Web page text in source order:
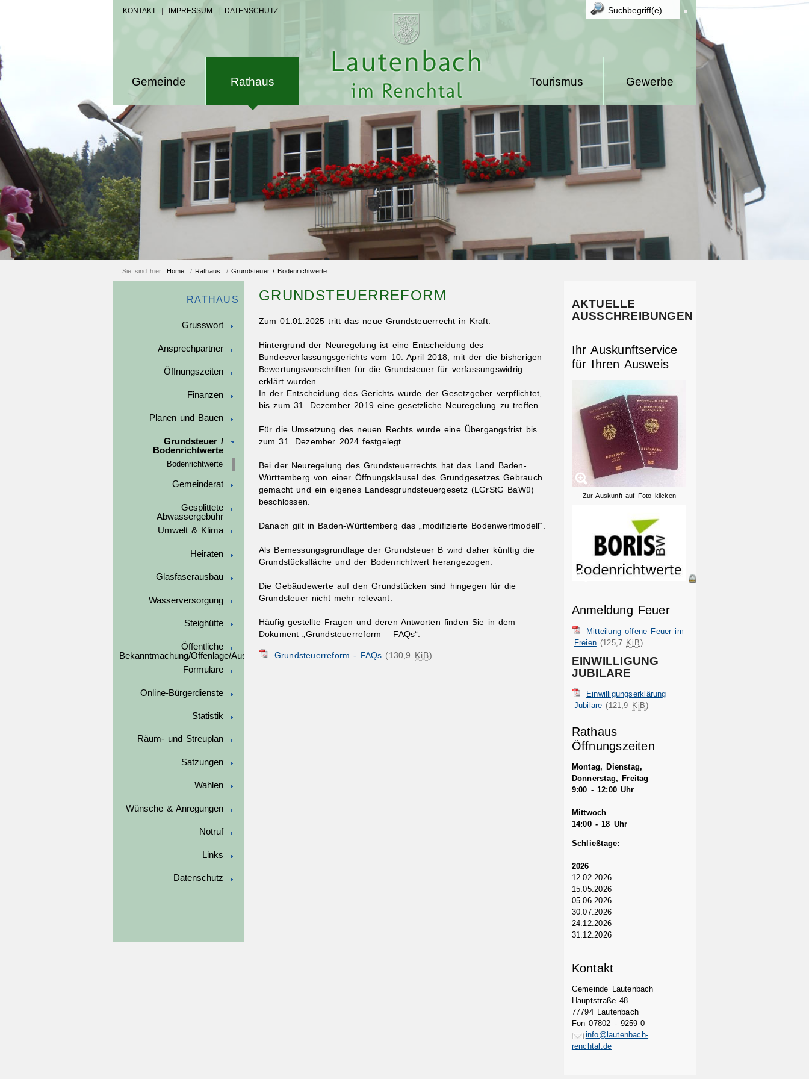
KONTAKT IMPRESSUM DATENSCHUTZ
Gemeinde Rathaus Gewerbe
Tourismus
Sie sind hier: Home / Rathaus / Grundsteuer / Bodenrichtwerte
RATHAUS
Grusswort
Ansprechpartner
Öffnungszeiten
Finanzen
Planen und Bauen
Grundsteuer /
Bodenrichtwerte
Bodenrichtwerte
Gemeinderat
Gesplittete
Abwassergebühr
Umwelt & Klima
Heiraten
Glasfaserausbau
Wasserversorgung
Steighütte
Öffentliche
Bekanntmachung/Offenlage/Ausschreibungen
Formulare
Online-Bürgerdienste
Statistik
Räum- und Streuplan
Satzungen
Wahlen
Wünsche & Anregungen
Notruf
Links
Datenschutz
GRUNDSTEUERREFORM
Zum 01.01.2025 tritt das neue Grundsteuerrecht in Kraft.
Hintergrund der Neuregelung ist eine Entscheidung des
Bundesverfassungsgerichts vom 10. April 2018, mit der die bisherigen
Bewertungsvorschriften für die Grundsteuer für verfassungswidrig
erklärt wurden.
In der Entscheidung des Gerichts wurde der Gesetzgeber verpflichtet,
bis zum 31. Dezember 2019 eine gesetzliche Neuregelung zu treffen.
Für die Umsetzung des neuen Rechts wurde eine Übergangsfrist bis
zum 31. Dezember 2024 festgelegt.
Bei der Neuregelung des Grundsteuerrechts hat das Land Baden-
Württemberg von einer Öffnungsklausel des Grundgesetzes Gebrauch
gemacht und ein eigenes Landesgrundsteuergesetz (LGrStG BaWü)
beschlossen.
Danach gilt in Baden-Württemberg das „modifizierte Bodenwertmodell“.
Als Bemessungsgrundlage der Grundsteuer B wird daher künftig die
Grundstücksfläche und der Bodenrichtwert herangezogen.
Die Gebäudewerte auf den Grundstücken sind hingegen für die
Grundsteuer nicht mehr relevant.
Häufig gestellte Fragen und deren Antworten finden Sie in dem
Dokument „Grundsteuerreform – FAQs“.
Grundsteuerreform - FAQs (130,9 KiB)
AKTUELLE
AUSSCHREIBUNGEN
Ihr Auskunftservice
für Ihren Ausweis
Zur Auskunft auf Foto klicken
Anmeldung Feuer
Mitteilung offene Feuer im
Freien (125,7 KiB)
EINWILLIGUNG
JUBILARE
Einwilligungserklärung
Jubilare (121,9 KiB)
Rathaus
Öffnungszeiten
Montag, Dienstag,
Donnerstag, Freitag
9:00 - 12:00 Uhr
Mittwoch
14:00 - 18 Uhr
Schließtage:
2026
12.02.2026
15.05.2026
05.06.2026
30.07.2026
24.12.2026
31.12.2026
Kontakt
Gemeinde Lautenbach
Hauptstraße 48
77794 Lautenbach
Fon 07802 - 9259-0
info@lautenbach-
renchtal.de